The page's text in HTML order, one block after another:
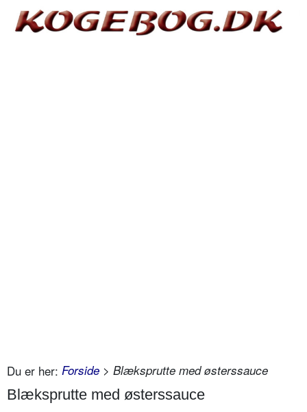
Du er her: Forside > Blæksprutte med østerssauce
Blæksprutte med østerssauce